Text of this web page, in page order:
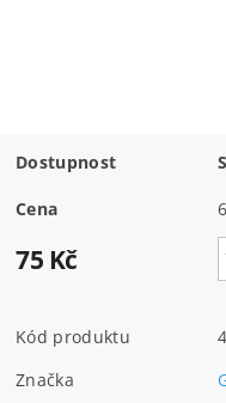
Dostupnost
Cena
75 Kč
Kód produktu
Značka